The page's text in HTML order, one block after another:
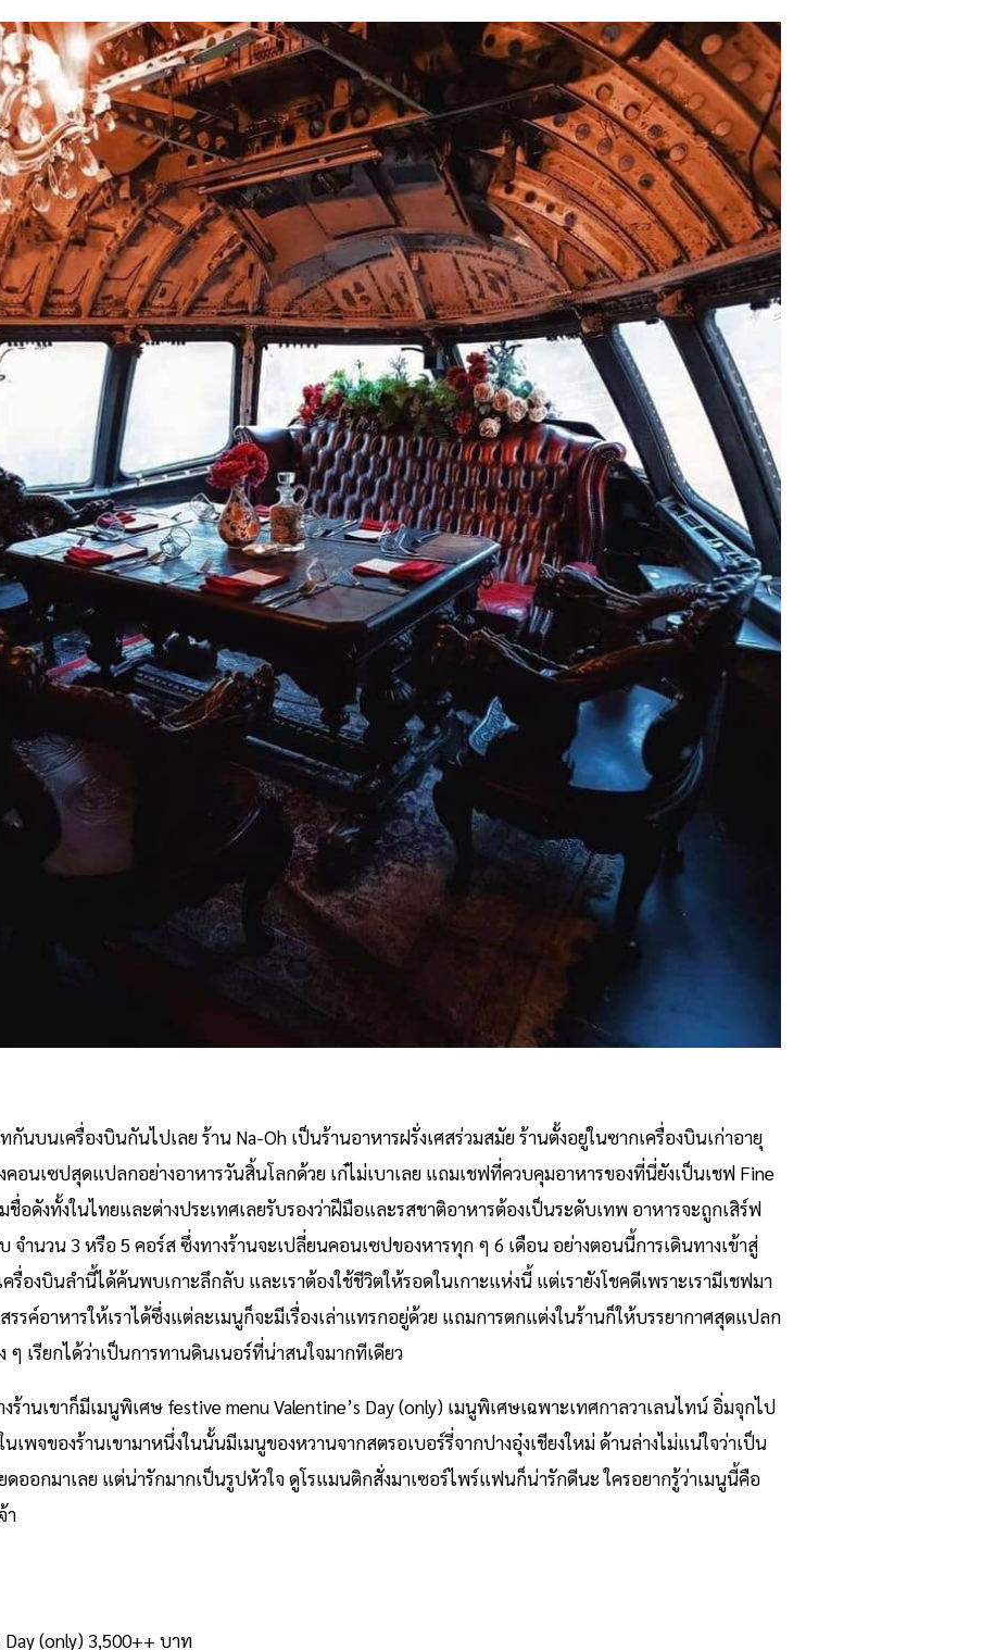
กันบนเครื่องบินกันไปเลย ร้าน Na-Oh เป็นร้านอาหารฝรั่งเศสร่วมสมัย ร้านตั้งอยู่ในซากเครื่องบินเก่าอายุ
คอนเซปสุดแปลกอย่างอาหารวันสิ้นโลกด้วย เก๋ไม่เบาเลย แถมเชฟที่ควบคุมอาหารของที่นี่ยังเป็นเชฟ Fine
อดังทั้งในไทยและต่างประเทศเลยรับรองว่าฝีมือและรสชาติอาหารต้องเป็นระดับเทพ อาหารจะถูกเสิร์ฟ
จำนวน 3 หรือ 5 คอร์ส ซึ่งทางร้านจะเปลี่ยนคอนเซปของหารทุก ๆ 6 เดือน อย่างตอนนี้การเดินทางเข้าสู่
ครื่องบินลำนี้ได้ค้นพบเกาะลึกลับ และเราต้องใช้ชีวิตให้รอดในเกาะแห่งนี้ แต่เรายังโชคดีเพราะเรามีเชฟมา
รรค์อาหารให้เราได้ซึ่งแต่ละเมนูก็จะมีเรื่องเล่าแทรกอยู่ด้วย แถมการตกแต่งในร้านก็ให้บรรยากาศสุดแปลก
เรียกได้ว่าเป็นการทานดินเนอร์ที่น่าสนใจมากทีเดียว
านเขาก็มีเมนูพิเศษ festive menu Valentine’s Day (only) เมนูพิเศษเฉพาะเทศกาลวาเลนไทน์ อิ่มจุกไป
เพจของร้านเขามาหนึ่งในนั้นมีเมนูของหวานจากสตรอเบอร์รี่จากปางอุ๋งเชียงใหม่ ด้านล่างไม่แน่ใจว่าเป็น
ดออกมาเลย แต่น่ารักมากเป็นรูปหัวใจ ดูโรแมนติกสั่งมาเซอร์ไพร์แฟนก็น่ารักดีนะ ใครอยากรู้ว่าเมนูนี้คือ
า
Day (only) 3,500++ บาท